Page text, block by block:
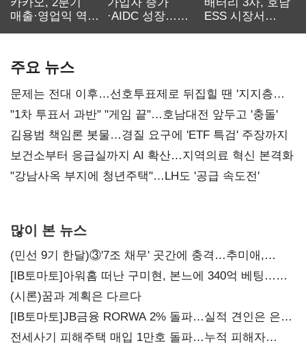
매출·영업익 역대
·AIDC 성장…
ESS 시장서
주요 뉴스
문제는 전대 이후…선호투표제로 뒤집힐 땐 '지지층
불복'
"1차 투표서 과반" "게임 끝"…호남대전 앞두고 '충돌'
김용범 책임론 봇물…경질 요구에 'ETF 특검' 주장까지
보건소부터 응급실까지 AI 확산…지역의료 혁신 본격화
"강남사옥 부지에 청년주택"…LH도 '공급 속도전'
많이 본 뉴스
(민선 9기 한달)③'7조 채무' 곳간에 충격…추미애,
20년만에 '비상재정' 선언 승부수
[IB토마토]아워홈 떠난 구미현, 본느에 340억 베팅…
가족 지배체제 구축
(시론)꿈과 계획은 다르다
[IB토마토]JB금융 RORWA 2% 돌파…실적 견인은 은행
아닌 캐피탈
전세사기 피해주택 매입 1만호 돌파…누적 피해자